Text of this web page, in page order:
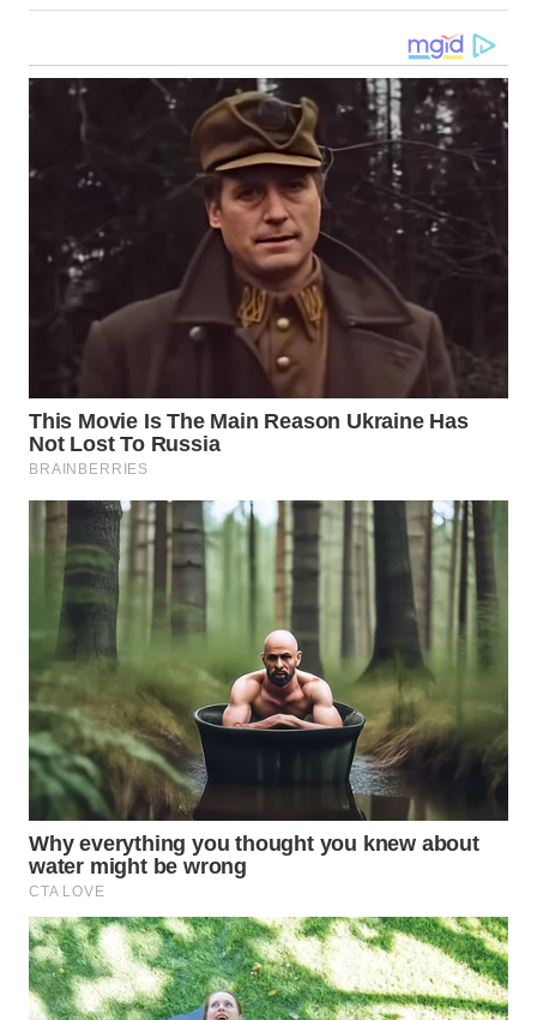
JOGJA
JATIM
WN
KALBAR
WN
KALTENG
WN
KALTARA
WN
KALSEL
WN
KALTIM
SULSEL
WN
GORONTALO
WN